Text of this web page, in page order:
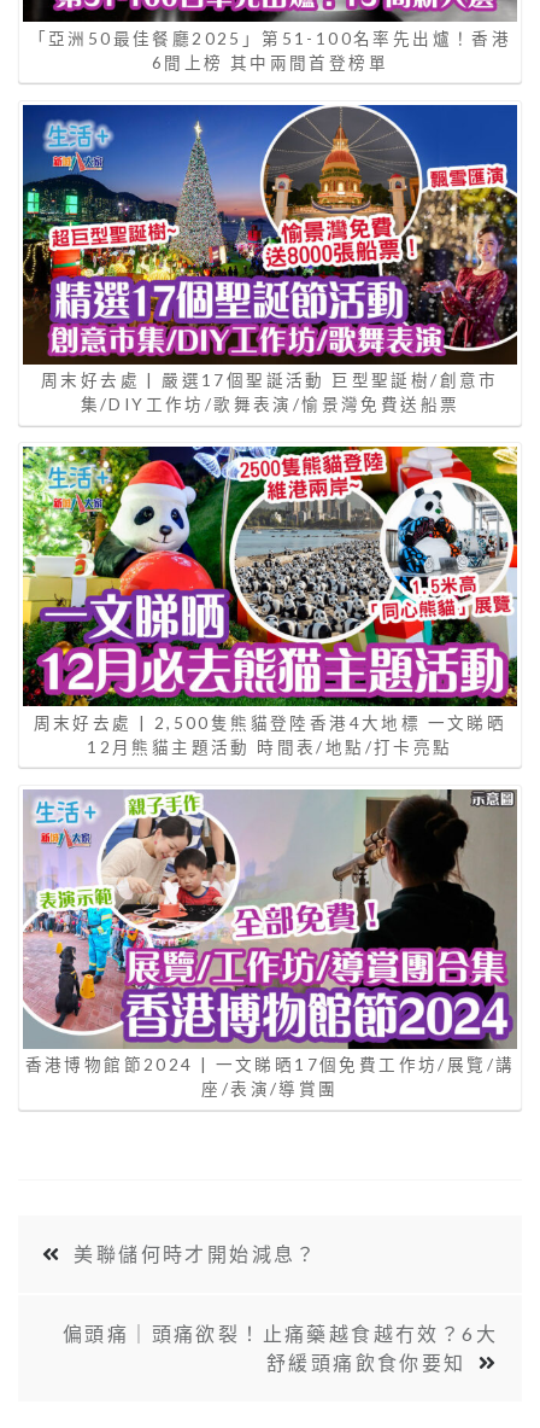
「亞洲50最佳餐廳2025」第51-100名率先出爐！香港
6間上榜 其中兩間首登榜單
周末好去處 | 嚴選17個聖誕活動 巨型聖誕樹/創意市
集/DIY工作坊/歌舞表演/愉景灣免費送船票
周末好去處 | 2,500隻熊貓登陸香港4大地標 一文睇晒
12月熊貓主題活動 時間表/地點/打卡亮點
香港博物館節2024 | 一文睇晒17個免費工作坊/展覽/講
座/表演/導賞團
美聯儲何時才開始減息？
偏頭痛｜頭痛欲裂！止痛藥越食越冇效？6大
舒緩頭痛飲食你要知